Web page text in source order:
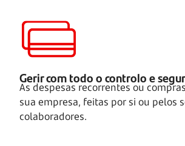
Gerir com todo o controlo e
As despesas recorrentes ou
sua empresa, feitas por si ou pelos
colaboradores.